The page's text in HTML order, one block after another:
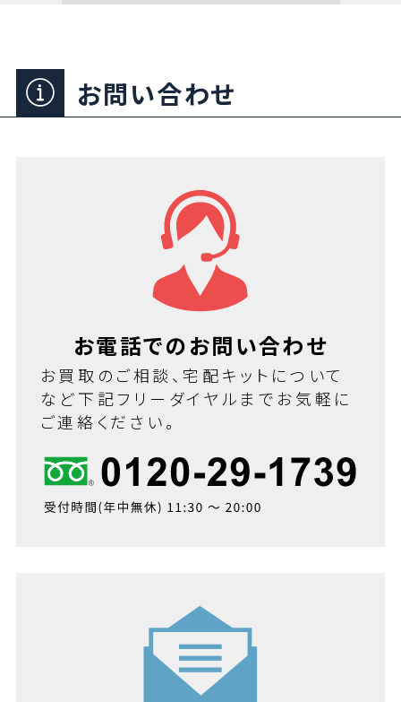
お問い合わせ
お電話でのお問い合わせ
お買取のご相談、宅配キットについて
など下記フリーダイヤルまでお気軽に
ご連絡ください。